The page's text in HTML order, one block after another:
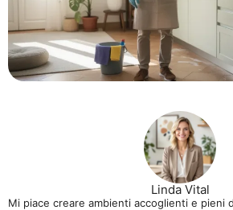
Linda Vital
Mi piace creare ambienti accoglienti e pieni